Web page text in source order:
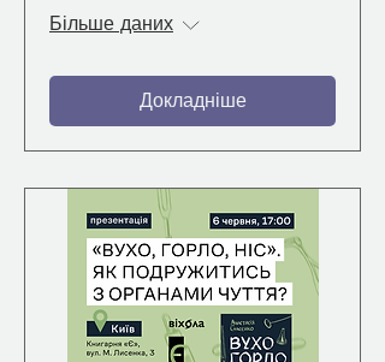
Більше даних
Докладніше